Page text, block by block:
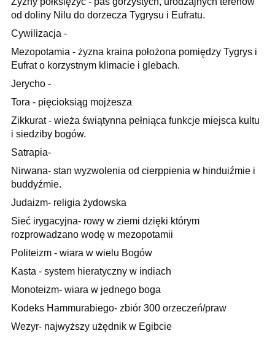
od doliny Nilu do dorzecza Tygrysu i Eufratu.
Cywilizacja -
Mezopotamia - żyzna kraina położona pomiędzy Tygrys i
Eufrat o korzystnym klimacie i glebach.
Jerycho -
Tora - pięcioksiąg mojżesza
Zikkurat - wieża świątynna pełniąca funkcje miejsca kultu
i siedziby bogów.
Satrapia-
Nirwana- stan wyzwolenia od cierppienia w hinduiźmie i
buddyźmie.
Judaizm- religia żydowska
Sieć irygacyjna- rowy w ziemi dzięki którym
rozprowadzano wodę w mezopotamii
Politeizm - wiara w wielu Bogów
Kasta - system hieratyczny w indiach
Monoteizm- wiara w jednego boga
Kodeks Hammurabiego- zbiór 300 orzeczeń/praw
Wezyr- najwyższy użędnik w Egibcie